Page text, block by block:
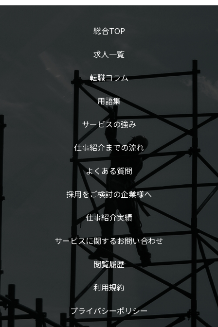
総合TOP
求人一覧
転職コラム
用語集
サービスの強み
仕事紹介までの流れ
よくある質問
採用をご検討の企業様へ
仕事紹介実績
サービスに関するお問い合わせ
閲覧履歴
利用規約
プライバシーポリシー